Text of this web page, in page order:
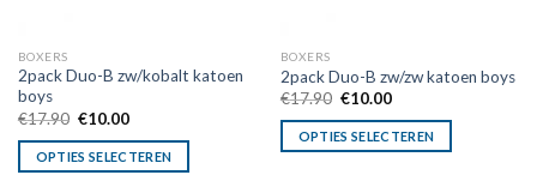
BOXERS
2pack Duo-B zw/kobalt katoen
boys
€17.90 Oorspronkelijke
was:
€17.90.
€10.00Huidige
is:
€10.00.
OPTIES SELECTEREN
BOXERS
2pack Duo-B zw/zw katoen boys
€17.90 Oorspronkelijke
was:
€17.90.
€10.00Huidige
is:
€10.00.
OPTIES SELECTEREN